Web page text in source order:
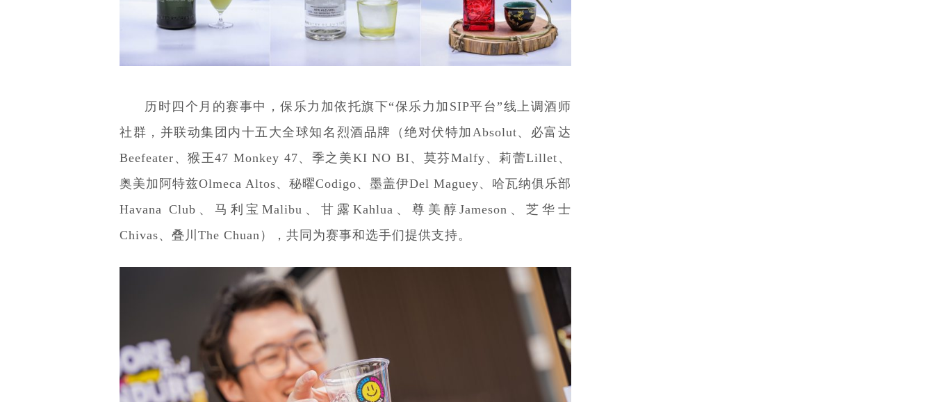
历时四个月的赛事中，保乐力加依托旗下“保乐力加SIP平台”线上调酒师
社群，并联动集团内十五大全球知名烈酒品牌（绝对伏特加Absolut、必富达
Beefeater、猴王47 Monkey 47、季之美KI NO BI、莫芬Malfy、莉蕾Lillet、
奥美加阿特兹Olmeca Altos、秘曜Codigo、墨盖伊Del Maguey、哈瓦纳俱乐部
Havana Club、马利宝Malibu、甘露Kahlua、尊美醇Jameson、芝华士
Chivas、叠川The Chuan），共同为赛事和选手们提供支持。